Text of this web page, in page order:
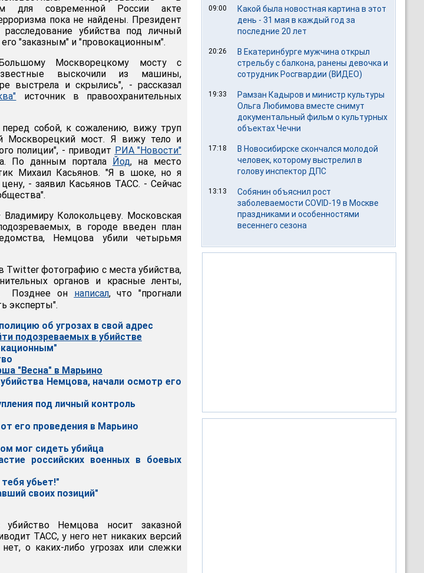
для современной России акте
пока не найдены. Президент
убийства под личный
его "заказным" и "провокационным".
Москворецкому мосту с
выскочили из машины,
выстрела и скрылись", - рассказал
источник в правоохранительных
собой, к сожалению, вижу труп
Москворецкий мост. Я вижу тело и
полиции", - приводит РИА "Новости"
По данным портала Йод, на место
Михаил Касьянов. "Я в шоке, но я
- заявил Касьянов ТАСС. - Сейчас
Колокольцеву. Московская
в городе введен план
Немцова убили четырьмя
Twitter фотографию с места убийства,
органов и красные ленты,
Позднее он написал, что "прогнали
эксперты".
об угрозах в свой адрес
подозреваемых в убийстве
"Весна" в Марьино
Немцова, начали осмотр его
под личный контроль
его проведения в Марьино
мог сидеть убийца
российских военных в боевых
убьет!"
своих позиций"
Немцова носит заказной
ТАСС, у него нет никаких версий
о каких-либо угрозах или слежки
09:00
Какой была новостная картина в этот
день - 31 мая в каждый год за
последние 20 лет
20:26
В Екатеринбурге мужчина открыл
стрельбу с балкона, ранены девочка и
сотрудник Росгвардии (ВИДЕО)
19:33
Рамзан Кадыров и министр культуры
Ольга Любимова вместе снимут
документальный фильм о культурных
объектах Чечни
17:18
В Новосибирске скончался молодой
человек, которому выстрелил в
голову инспектор ДПС
13:13
Собянин объяснил рост
заболеваемости COVID-19 в Москве
праздниками и особенностями
весеннего сезона